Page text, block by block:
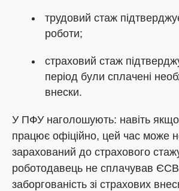
трудовий стаж
роботи;
страховий стаж
період були сплачені
внески.
У ПФУ наголошують: навіть
працює офіційно, цей час може
зарахований до страхового
роботодавець не сплачував
заборгованість зі страхових